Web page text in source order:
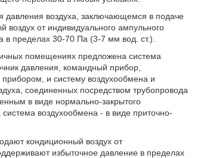
давления воздуха, заключающемся в подаче
от индивидуального ампульного
в пределах 30-70 Па (3-7 мм вод. ст.).
помещениях предложена система
давления, командный прибор,
и систему воздухообмена и
соединенных посредством трубопровода
в виде нормально-закрытого
воздухообмена - в виде приточно-
кондиционный воздух от
избыточное давление в пределах